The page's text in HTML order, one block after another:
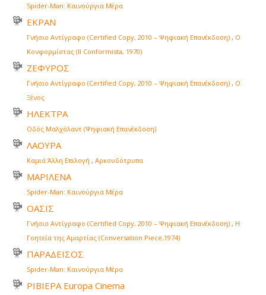
Spider-Man: Καινούργια Μέρα
ΕΚΡΑΝ
Γνήσιο Αντίγραφο (Certified Copy, 2010 – Ψηφιακή Επανέκδοση) , Ο
Κονφορμίστας (Il Conformista, 1970)
ΖΕΦΥΡΟΣ
Γνήσιο Αντίγραφο (Certified Copy, 2010 – Ψηφιακή Επανέκδοση) , Ο
Ξένος
ΗΛΕΚΤΡΑ
Οδός Μαλχόλαντ (Ψηφιακή Επανέκδοση)
ΛΑΟΥΡΑ
Καμιά Άλλη Επιλογή , Αρκουδότρυπα
ΜΑΡΙΛΕΝΑ
Spider-Man: Καινούργια Μέρα
ΟΑΣΙΣ
Γνήσιο Αντίγραφο (Certified Copy, 2010 – Ψηφιακή Επανέκδοση) , Η
Γοητεία της Αμαρτίας (Conversation Piece,1974)
ΠΑΡΑΔΕΙΣΟΣ
Spider-Man: Καινούργια Μέρα
ΡΙΒΙΕΡΑ Europa Cinema